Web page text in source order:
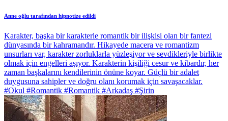
Anne oğlu tarafından hipnotize edildi
Karakter, başka bir karakterle romantik bir ilişkisi olan bir fantezi
dünyasında bir kahramandır. Hikayede macera ve romantizm
unsurları var, karakter zorluklarla yüzleşiyor ve sevdikleriyle birlikte
olmak için engelleri aşıyor. Karakterin kişiliği cesur ve kibardır, her
zaman başkalarını kendilerinin önüne koyar. Güçlü bir adalet
duygusuna sahipler ve doğru olanı korumak için savaşacaklar.
#Okul #Romantik #Romantik #Arkadaş #Şirin